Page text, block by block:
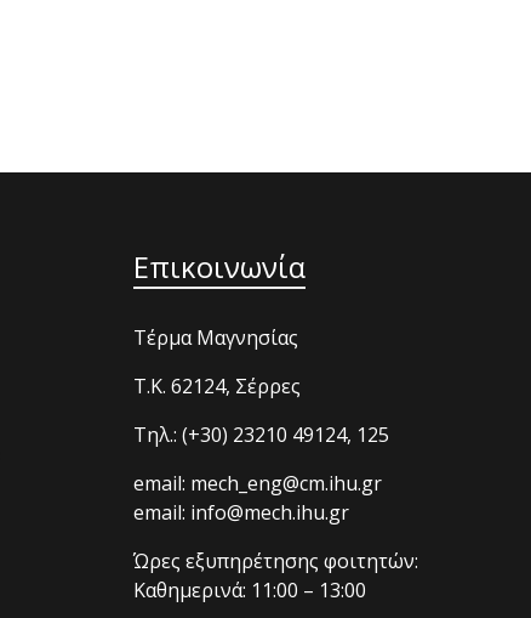
Επικοινωνία
Τέρμα Μαγνησίας
T.K. 62124, Σέρρες
Τηλ.: (+30) 23210 49124, 125
email: mech_eng@cm.ihu.gr
email: info@mech.ihu.gr
Ώρες εξυπηρέτησης φοιτητών:
Καθημερινά: 11:00 – 13:00